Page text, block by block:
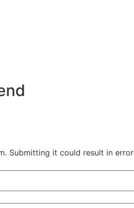
Submitting it could result in